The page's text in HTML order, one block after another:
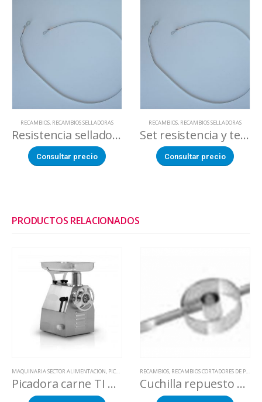
RECAMBIOS, RECAMBIOS SELLADORAS
Resistencia selladora bolsas podium
Consultar precio
RECAMBIOS, RECAMBIOS SELLADORAS
Set resistencia y teflón selladora podium V-500m
Consultar precio
PRODUCTOS RELACIONADOS
MAQUINARIA SECTOR ALIMENTACION, PICADORAS CARNE
Picadora carne TI 22R
RECAMBIOS, RECAMBIOS CORTADORES DE PIÑAS
Cuchilla repuesto ø 95 mm para pelador de piñas EA89